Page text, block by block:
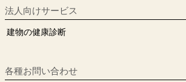
法人向けサービス
建物の健康診断
各種お問い合わせ